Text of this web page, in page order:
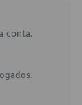
conta.